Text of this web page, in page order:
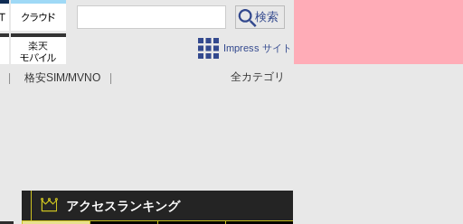
Impress サイト
全カテゴリ
格安SIM/MVNO
アクセスランキング